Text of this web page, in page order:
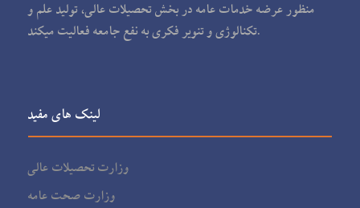
منظور عرضه خدمات عامه در بخش تحصیلات عالی، تولید علم و
تکنالوژی و تنویر فکری به نفع جامعه فعالیت می‏کند.
لینک های مفید
وزارت تحصیلات عالی
وزارت صحت عامه